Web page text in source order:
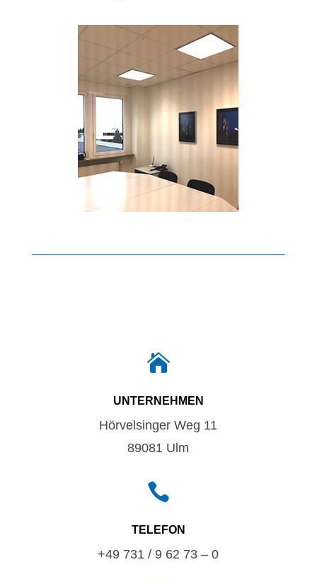

UNTERNEHMEN
Hörvelsinger Weg 11
89081 Ulm

TELEFON
+49 731 / 9 62 73 – 0